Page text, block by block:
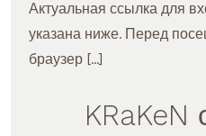
Актуальная ссылка для
указана ниже. Перед
браузер […]